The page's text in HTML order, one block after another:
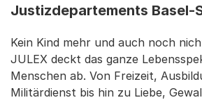
Justizdepartements Basel-
Kein Kind mehr und auch noch
JULEX deckt das ganze
Menschen ab. Von Freizeit,
Militärdienst bis hin zu Liebe,